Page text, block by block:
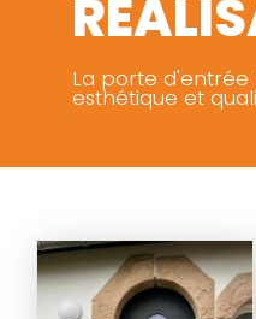
La porte d'entrée
esthétique et